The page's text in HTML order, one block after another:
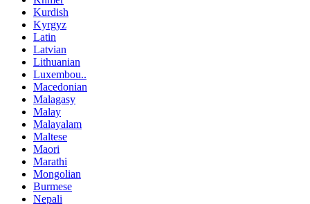
Kurdish
Kyrgyz
Latin
Latvian
Lithuanian
Luxembou..
Macedonian
Malagasy
Malay
Malayalam
Maltese
Maori
Marathi
Mongolian
Burmese
Nepali